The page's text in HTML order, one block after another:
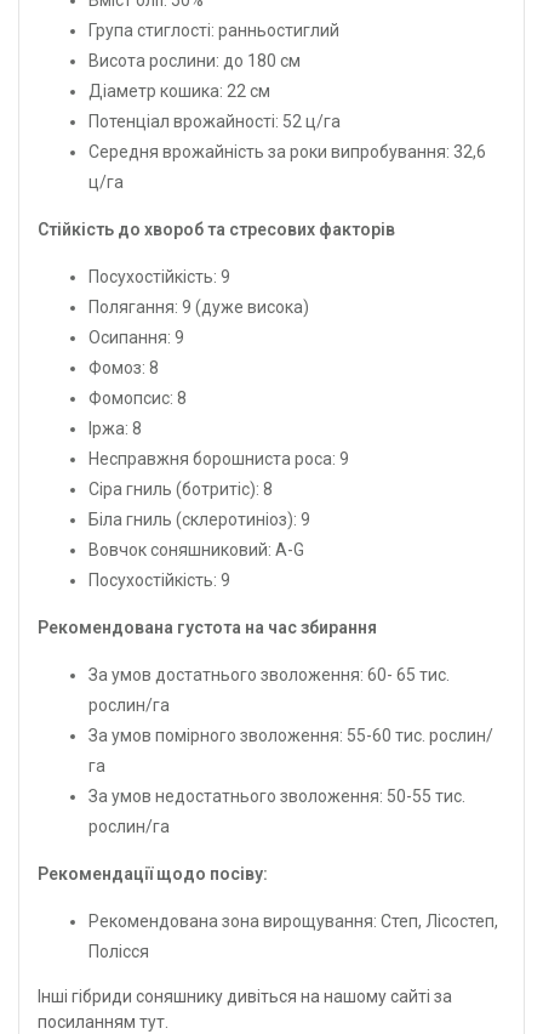
Група стиглості: ранньостиглий
Висота рослини: до 180 см
Діаметр кошика: 22 см
Потенціал врожайності: 52 ц/га
Середня врожайність за роки випробування: 32,6
ц/га
Стійкість до хвороб та стресових факторів
Посухостійкість: 9
Полягання: 9 (дуже висока)
Осипання: 9
Фомоз: 8
Фомопсис: 8
Іржа: 8
Несправжня борошниста роса: 9
Сіра гниль (ботритіс): 8
Біла гниль (склеротиніоз): 9
Вовчок соняшниковий: А-G
Посухостійкість: 9
Рекомендована густота на час збирання
За умов достатнього зволоження: 60- 65 тис.
рослин/га
За умов помірного зволоження: 55-60 тис. рослин/
га
За умов недостатнього зволоження: 50-55 тис.
рослин/га
Рекомендації щодо посіву:
Рекомендована зона вирощування: Степ, Лісостеп,
Полісся
Інші гібриди соняшнику дивіться на нашому сайті за
посиланням тут.